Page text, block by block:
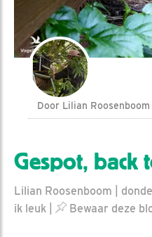
Door Lilian Roosenboom
Gespot, back
Lilian Roosenboom |
ik leuk
Bewaar deze